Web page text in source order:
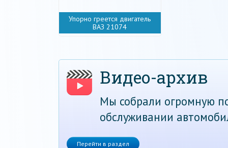
Упорно греется двигатель
ВАЗ 21074
Видео-архив
Мы собрали огромную
обслуживании
Перейти в раздел